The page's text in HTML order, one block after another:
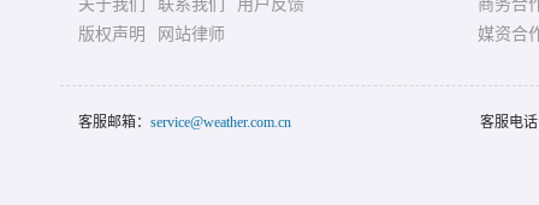
关于我们 联系我们
用户反馈
版权声明
网站律师
商务合
媒资合
客服邮箱： service@weather.com.cn 客服电